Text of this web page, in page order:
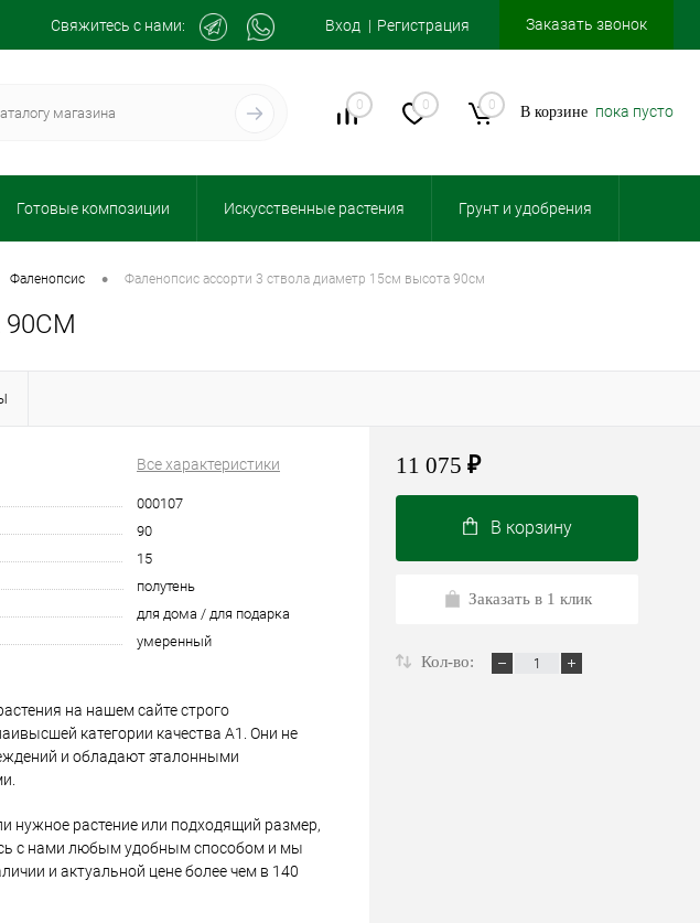
Свяжитесь с нами: Вход Регистрация Заказать звонок
0 0 0 В корзине пока пусто
Готовые композиции Искусственные растения Грунт и удобрения
фаленопсис • фаленопсис ассорти 3 ствола диаметр 15см высота 90см
Все характеристики
000107
90
15
полутень
для дома / для подарка
умеренный
на нашем сайте строго
категории качества А1. Они не
и обладают эталонными
нужное растение или подходящий размер,
с нами любым удобным способом и мы
и актуальной цене более чем в 140
11 075 ₽
В корзину
Заказать в 1 клик
Кол-во: